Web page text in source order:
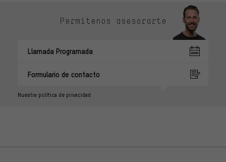
Permítenos asesorarte
Llamada Programada
Formulario de contacto
Nuestra política de privacidad